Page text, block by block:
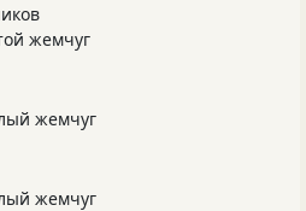
жемчуг
жемчуг
жемчуг